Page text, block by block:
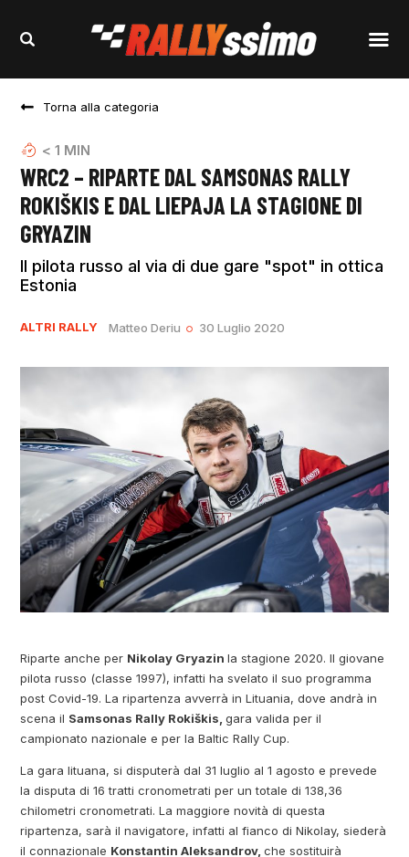
Torna alla categoria
< 1 MIN
WRC2 – RIPARTE DAL SAMSONAS RALLY
ROKIŠKIS E DAL LIEPAJA LA STAGIONE DI
GRYAZIN
Il pilota russo al via di due gare "spot" in ottica
Estonia
ALTRI RALLY Matteo Deriu 30 Luglio 2020
Riparte anche per Nikolay Gryazinla stagione 2020. Il giovane
pilota russo (classe 1997), infatti ha svelato il suo programma
post Covid-19. La ripartenza avverrà in Lituania, dove andrà in
scena il Samsonas Rally Rokiškis,gara valida per il
campionato nazionale e per la Baltic Rally Cup.
La gara lituana, si disputerà dal 31 luglio al 1 agosto e prevede
la disputa di 16 tratti cronometrati per un totale di 138,36
chilometri cronometrati. La maggiore novità di questa
ripartenza, sarà il navigatore, infatti al fianco di Nikolay, siederà
il connazionale Konstantin Aleksandrov,che sostituirà